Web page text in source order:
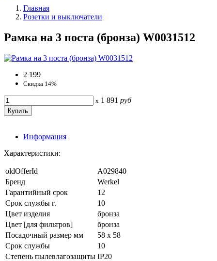
Главная
Розетки и выключатели
Рамка на 3 поста (бронза) W0031512
2 199
Скидка 14%
x 1 891 руб
Информация
Характеристики:
oldOfferId
A029840
Бренд
Werkel
Гарантийный срок
12
Срок службы г.
10
Цвет изделия
бронза
Цвет [для фильтров]
бронза
Посадочный размер мм
58 х 58
Срок службы
10
Степень пылевлагозащиты IP20